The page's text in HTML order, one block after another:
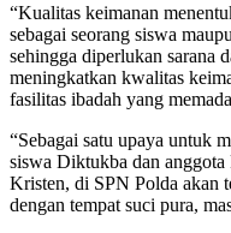
“Kualitas keimanan
sebagai seorang siswa
sehingga diperlukan sarana
meningkatkan kwalitas
fasilitas ibadah yang
“Sebagai satu upaya untuk
siswa Diktukba dan anggota
Kristen, di SPN Polda akan
dengan tempat suci pura,